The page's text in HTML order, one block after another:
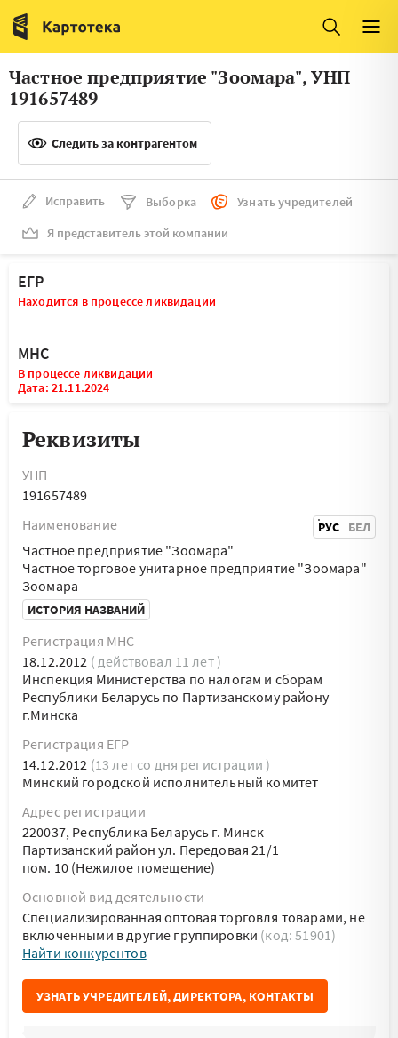
Италия
Люксембург
Литва
Латвия
Словения
Франция
Финляндия
Швеция
Мальта
Частное предприятие "Зоомара", УНП
191657489
Следить за контрагентом
Исправить Выборка
Узнать учредителей
Я представитель этой компании
ЕГР
Находится в процессе ликвидации
МНС
В процессе ликвидации
Дата: 21.11.2024
Реквизиты
УНП
191657489
Наименование
РУС БЕЛ
Частное предприятие "Зоомара"
Частное торговое унитарное предприятие "Зоомара"
Зоомара
ИСТОРИЯ НАЗВАНИЙ
Регистрация МНС
18.12.2012 ( действовал 11 лет )
Инспекция Министерства по налогам и сборам
Республики Беларусь по Партизанскому району
г.Минска
Регистрация ЕГР
14.12.2012 (13 лет со дня регистрации )
Минский городской исполнительный комитет
Адрес регистрации
220037, Республика Беларусь г. Минск
Партизанский район ул. Передовая 21/1
пом. 10 (Нежилое помещение)
Основной вид деятельности
Специализированная оптовая торговля товарами, не
включенными в другие группировки (код: 51901)
Найти конкурентов
УЗНАТЬ УЧРЕДИТЕЛЕЙ, ДИРЕКТОРА, КОНТАКТЫ